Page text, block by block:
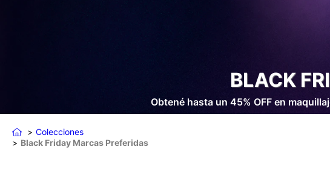
BLACK
Obtené hasta un 45% OFF en
Colecciones
Black Friday Marcas Preferidas